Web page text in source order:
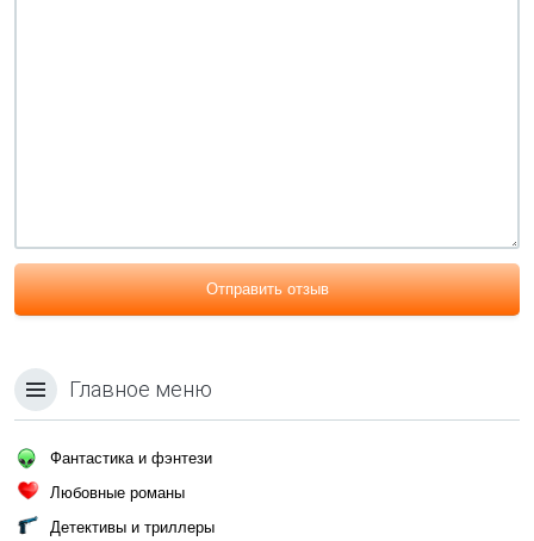
Отправить отзыв
Главное меню
Фантастика и фэнтези
Любовные романы
Детективы и триллеры